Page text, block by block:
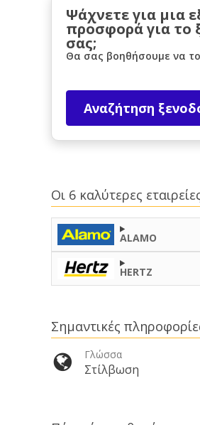
Ψάχνετε για μια
προσφορά για το
σας;
Θα σας βοηθήσουμε να το
Αναζήτηση
Οι 6 καλύτερες
ALAMO
HERTZ
Σημαντικές
Γλώσσα
Στίλβωση